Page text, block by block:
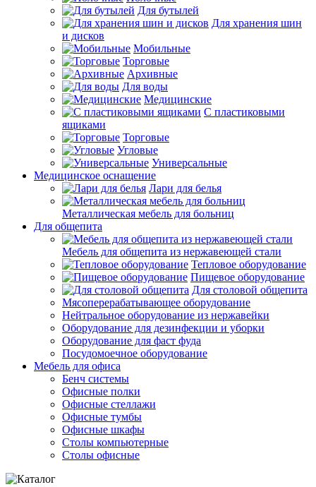
Для бутылей
Для хранения шин
и дисков
Мобильные
Торговые
Архивные
Для воды
Медицинские
С пластиковыми
ящиками
Торговые
Угловые
Универсальные
Медицинское оснащение
Лари для белья
Металлическая мебель для больниц
Для общепита
Мебель для общепита из нержавеющей стали
Тепловое оборудование
Пищевое оборудование
Для столовой общепита
Мясоперерабатывающее оборудование
Нейтральное оборудование из нержавейки
Оборудование для дезинфекции и уборки
Оборудование для фаст фуда
Посудомоечное оборудование
Мебель для офиса
Бенч системы
Офисные полки
Офисные стеллажи
Офисные тумбы
Офисные шкафы
Столы компьютерные
Столы офисные